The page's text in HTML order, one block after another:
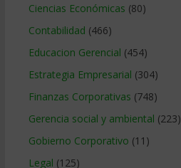
Ciencias Económicas (80)
Contabilidad (466)
Educacion Gerencial (454)
Estrategia Empresarial (304)
Finanzas Corporativas (748)
Gerencia social y ambiental (223)
Gobierno Corporativo (11)
Legal (125)